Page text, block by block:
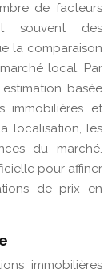
de facteurs
souvent des
la comparaison
local. Par
basée
immobilières et
localisation, les
du marché.
pour affiner
de prix en
immobilières